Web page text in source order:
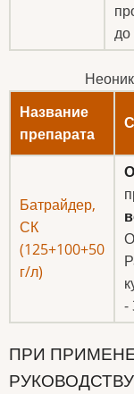
до
Название
препарата
Батрайдер,
СК
(125+100+50
г/л)
-
ПРИ